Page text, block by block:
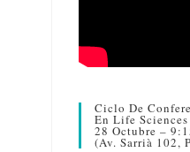
Ciclo De
En Life
28 Octubre –
(Av. Sarrià 102,